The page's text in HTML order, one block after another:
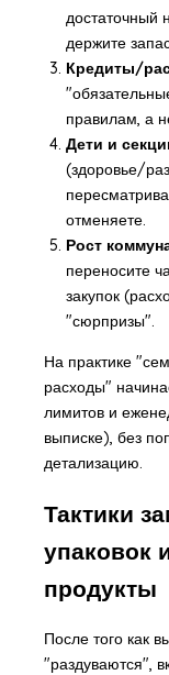
достаточный
держите
Кредиты/
правилам, а
Дети и
(здоровье/
отменяете.
Рост
переносите
закупок
"сюрпризы".
На практике
расходы"
лимитов и
выписке), без
детализацию.
Тактики
упаковок
продукты
После того как
"раздуваются",